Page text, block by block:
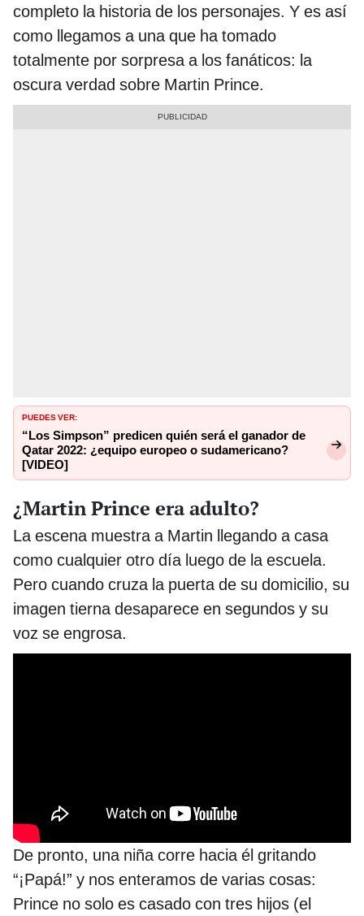
completo la historia de los personajes. Y es así
como llegamos a una que ha tomado
totalmente por sorpresa a los fanáticos: la
oscura verdad sobre Martin Prince.
PUEDES VER:
“Los Simpson” predicen quién será el ganador de
Qatar 2022: ¿equipo europeo o sudamericano?
[VIDEO]
¿Martin Prince era adulto?
La escena muestra a Martin llegando a casa
como cualquier otro día luego de la escuela.
Pero cuando cruza la puerta de su domicilio, su
imagen tierna desaparece en segundos y su
voz se engrosa.
De pronto, una niña corre hacia él gritando
“¡Papá!” y nos enteramos de varias cosas:
Prince no solo es casado con tres hijos (el